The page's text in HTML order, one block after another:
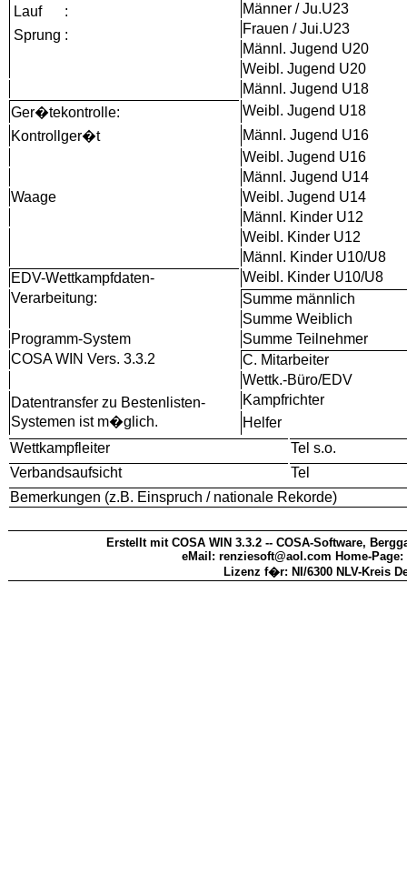
Lauf
:
Sprung :
Männer / Ju.U23
Frauen / Jui.U23
Männl. Jugend U20
Weibl. Jugend U20
Männl. Jugend U18
Ger�tekontrolle:
Weibl. Jugend U18
Kontrollger�t
Männl. Jugend U16
Weibl. Jugend U16
Männl. Jugend U14
Waage
Weibl. Jugend U14
Männl. Kinder U12
Weibl. Kinder U12
Männl. Kinder U10/U8
EDV-Wettkampfdaten-
Weibl. Kinder U10/U8
Verarbeitung:
Summe männlich
Summe Weiblich
Programm-System
Summe Teilnehmer
COSA WIN Vers. 3.3.2
C. Mitarbeiter
Wettk.-Büro/EDV
Datentransfer zu Bestenlisten-
Systemen ist m�glich.
Kampfrichter
Helfer
Wettkampfleiter
Tel s.o.
Verbandsaufsicht
Tel
Bemerkungen (z.B. Einspruch / nationale Rekorde)
Erstellt mit COSA WIN 3.3.2 -- COSA-Software,
eMail: renziesoft@aol.com Home-Page:
Lizenz f�r: NI/6300 NLV-Kreis